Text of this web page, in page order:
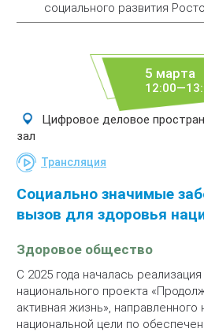
социального развития
5 марта
Цифровое деловое
зал
Трансляция
Социально значимые
вызов для здоровья
Здоровое общество
С 2025 года началась
национального проекта
активная жизнь»,
национальной цели по